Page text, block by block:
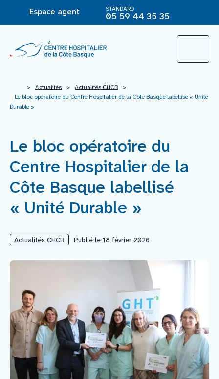
Espace agent STANDARD
05 59 44 35 35
L’Hôpital
Offre de soins
Agir pour ma santé
Vous êtes
Nous rejoindre
Venir au CHCB
Espace agent
Faire un don
> Actualités > Actualités CHCB
>
Le bloc opératoire du Centre Hospitalier de la Côte Basque labellisé « Unité
Durable »
Le bloc opératoire du
Centre Hospitalier de la
Côte Basque labellisé
« Unité Durable »
Actualités CHCB Publié le 18 février 2026